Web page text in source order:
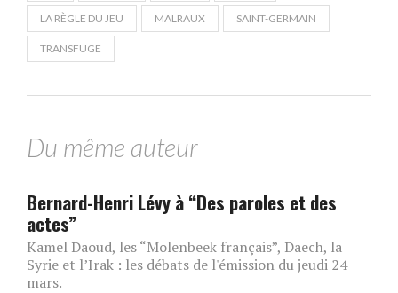
LA RÈGLE DU JEU MALRAUX SAINT-GERMAIN
TRANSFUGE
Du même auteur
Bernard-Henri Lévy à “Des paroles et des
actes”
Kamel Daoud, les “Molenbeek français”, Daech, la
Syrie et l’Irak : les débats de l'émission du jeudi 24
mars.